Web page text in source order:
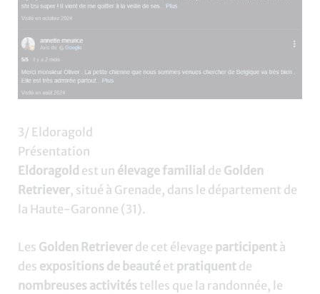
3/ Eldoragold
Présentation
Eldoragold est un élevage familial de Golden
Retriever, situé à Grenade, dans le département de
la Haute-Garonne (31).
Les Golden Retriever de cet élevage participent à
des expositions de beauté et pratiquent de
nombreuses activités telles que la randonnée, le